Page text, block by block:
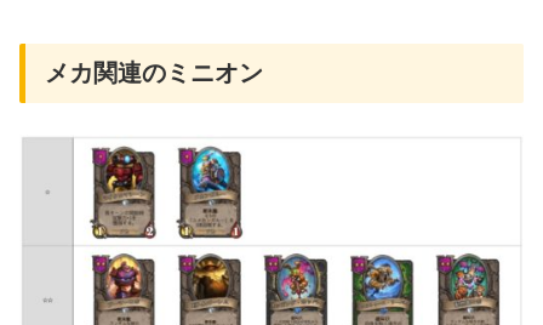
メカ関連のミニオン